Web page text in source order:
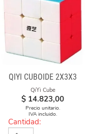
QIYI CUBOIDE 2X3X3
QiYi Cube
$ 14.823,00
Precio unitario.
IVA incluido.
Cantidad: